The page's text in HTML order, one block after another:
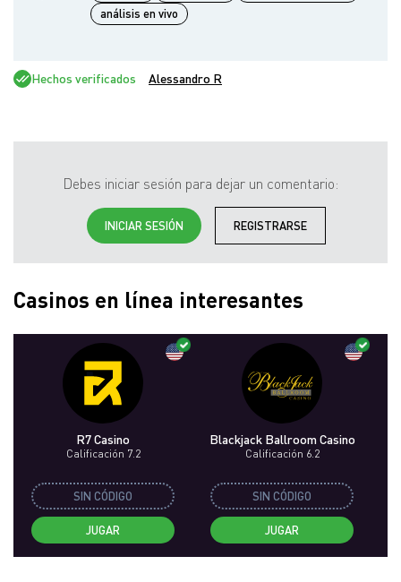
análisis en vivo
Hechos verificados Alessandro R
Debes iniciar sesión para dejar un comentario:
INICIAR SESIÓN REGISTRARSE
Casinos en línea interesantes
R7 Casino
Calificación 7.2
SIN CÓDIGO
JUGAR
Blackjack Ballroom Casino
Calificación 6.2
SIN CÓDIGO
JUGAR